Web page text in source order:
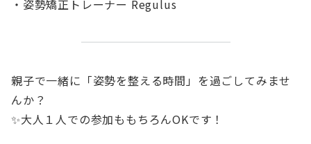
・姿勢矯正トレーナー Regulus
親子で一緒に「姿勢を整える時間」を過ごしてみませ
んか？
✨大人１人での参加ももちろんOKです！